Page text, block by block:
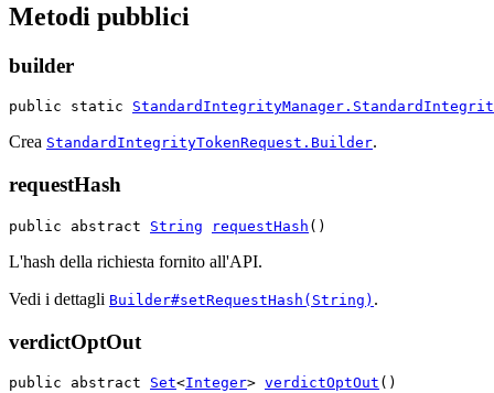
Metodi pubblici
builder
public static
Crea StandardIntegrityTokenRequest.Builder.
requestHash
public abstract String requestHash ()
L'hash della richiesta fornito all'API.
Vedi i dettagli Builder#setRequestHash(String) .
verdictOptOut
public abstract Set<Integer> verdictOptOut ()